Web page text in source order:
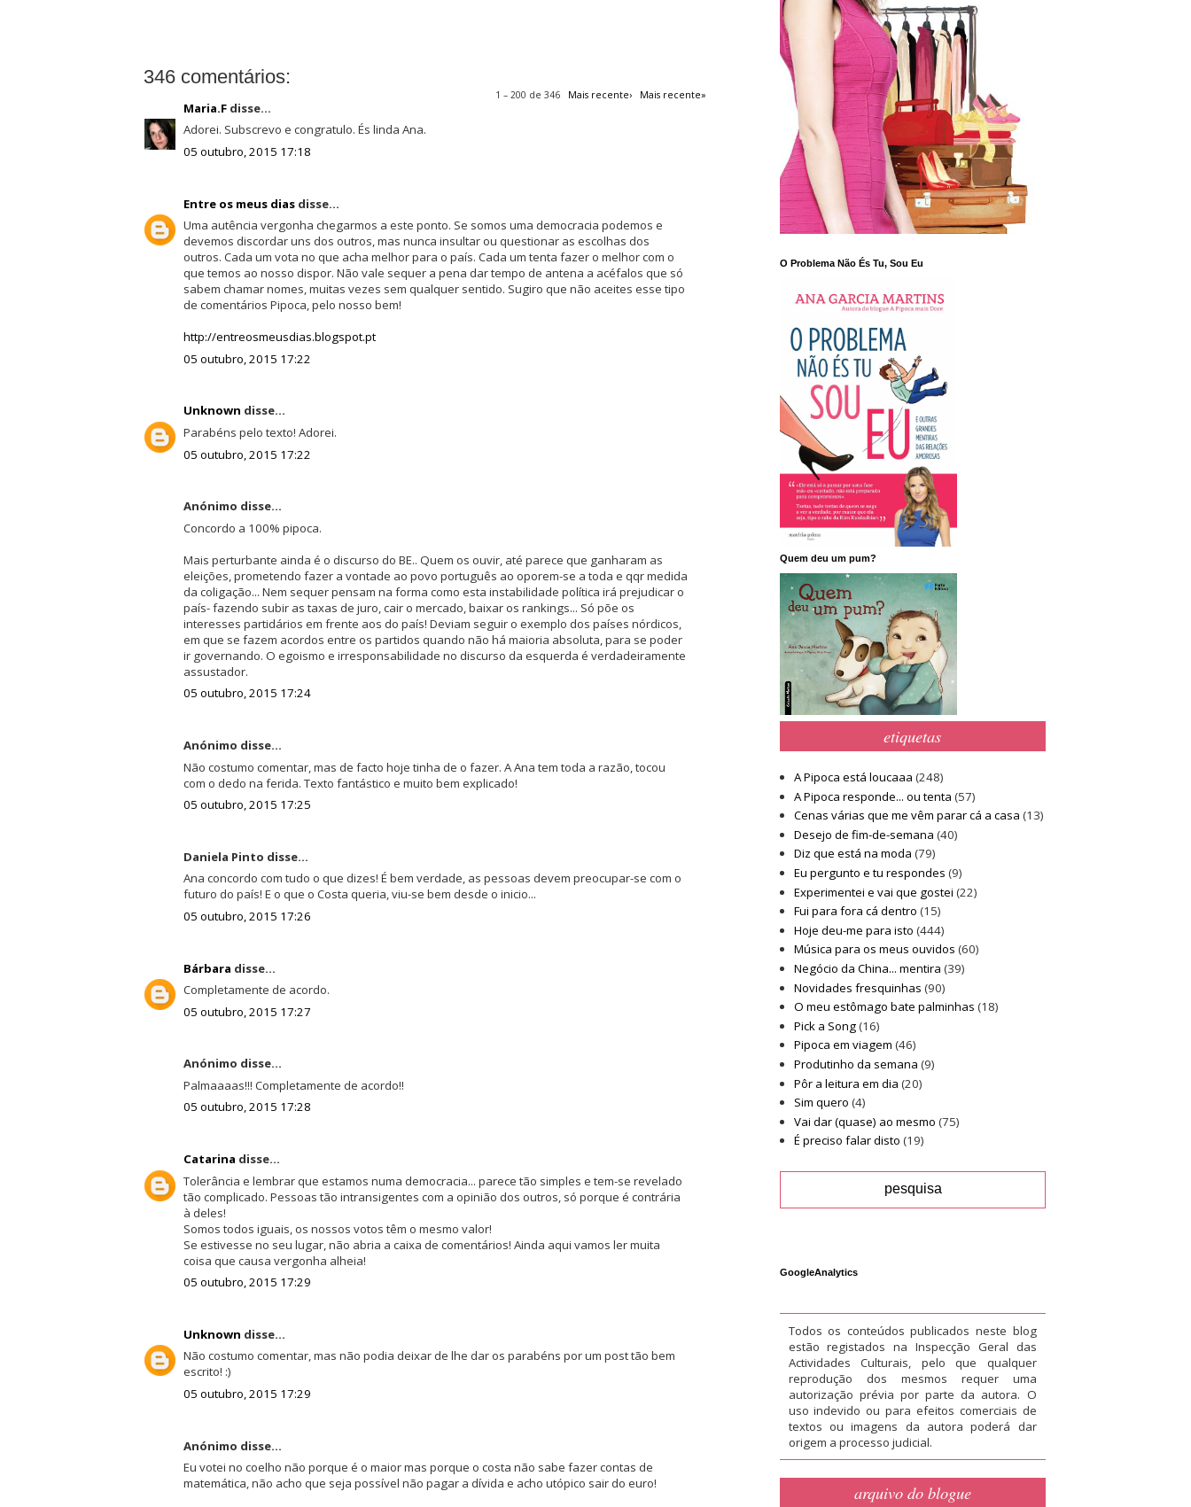
346 comentários:
1 – 200 de 346 Mais recente› Mais recente»
Maria.Fdisse...
Adorei. Subscrevo e congratulo. És linda Ana.
05 outubro, 2015 17:18
Entre os meus diasdisse...
Uma autência vergonha chegarmos a este ponto. Se somos uma democracia podemos e
devemos discordar uns dos outros, mas nunca insultar ou questionar as escolhas dos
outros. Cada um vota no que acha melhor para o país. Cada um tenta fazer o melhor com o
que temos ao nosso dispor. Não vale sequer a pena dar tempo de antena a acéfalos que só
sabem chamar nomes, muitas vezes sem qualquer sentido. Sugiro que não aceites esse tipo
de comentários Pipoca, pelo nosso bem!
http://entreosmeusdias.blogspot.pt
05 outubro, 2015 17:22
Unknown disse...
Parabéns pelo texto! Adorei.
05 outubro, 2015 17:22
Anónimo disse...
Concordo a 100% pipoca.
Mais perturbante ainda é o discurso do BE.. Quem os ouvir, até parece que ganharam as
eleições, prometendo fazer a vontade ao povo português ao oporem-se a toda e qqr medida
da coligação... Nem sequer pensam na forma como esta instabilidade política irá prejudicar o
país- fazendo subir as taxas de juro, cair o mercado, baixar os rankings... Só põe os
interesses partidários em frente aos do país! Deviam seguir o exemplo dos países nórdicos,
em que se fazem acordos entre os partidos quando não há maioria absoluta, para se poder
ir governando. O egoismo e irresponsabilidade no discurso da esquerda é verdadeiramente
assustador.
05 outubro, 2015 17:24
Anónimo disse...
Não costumo comentar, mas de facto hoje tinha de o fazer. A Ana tem toda a razão, tocou
com o dedo na ferida. Texto fantástico e muito bem explicado!
05 outubro, 2015 17:25
Daniela Pinto disse...
Ana concordo com tudo o que dizes! É bem verdade, as pessoas devem preocupar-se com o
futuro do país! E o que o Costa queria, viu-se bem desde o inicio...
05 outubro, 2015 17:26
Bárbara disse...
Completamente de acordo.
05 outubro, 2015 17:27
Anónimo disse...
Palmaaaas!!! Completamente de acordo!!
05 outubro, 2015 17:28
Catarina disse...
Tolerância e lembrar que estamos numa democracia... parece tão simples e tem-se revelado
tão complicado. Pessoas tão intransigentes com a opinião dos outros, só porque é contrária
à deles!
Somos todos iguais, os nossos votos têm o mesmo valor!
Se estivesse no seu lugar, não abria a caixa de comentários! Ainda aqui vamos ler muita
coisa que causa vergonha alheia!
05 outubro, 2015 17:29
Unknown disse...
Não costumo comentar, mas não podia deixar de lhe dar os parabéns por um post tão bem
escrito! :)
05 outubro, 2015 17:29
Anónimo disse...
Eu votei no coelho não porque é o maior mas porque o costa não sabe fazer contas de
matemática, não acho que seja possível não pagar a dívida e acho utópico sair do euro!
O Problema Não És Tu, Sou Eu
Quem deu um pum?
etiquetas
A Pipoca está loucaaa (248)
A Pipoca responde... ou tenta (57)
Cenas várias que me vêm parar cá a casa (13)
Desejo de fim-de-semana (40)
Diz que está na moda (79)
Eu pergunto e tu respondes (9)
Experimentei e vai que gostei (22)
Fui para fora cá dentro (15)
Hoje deu-me para isto (444)
Música para os meus ouvidos (60)
Negócio da China... mentira (39)
Novidades fresquinhas (90)
O meu estômago bate palminhas (18)
Pick a Song(16)
Pipoca em viagem (46)
Produtinho da semana (9)
Pôr a leitura em dia (20)
Sim quero (4)
Vai dar (quase) ao mesmo (75)
É preciso falar disto (19)
GoogleAnalytics
Todos os conteúdos publicados neste blog
estão registados na Inspecção Geral das
Actividades Culturais, pelo que qualquer
reprodução dos mesmos requer uma
autorização prévia por parte da autora. O
uso indevido ou para efeitos comerciais de
textos ou imagens da autora poderá dar
origem a processo judicial.
arquivo do blogue